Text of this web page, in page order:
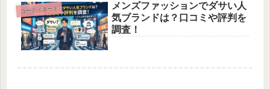
コーディネート
メンズファッションでダサい人
気ブランドは？口コミや評判を
調査！